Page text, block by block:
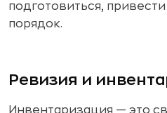
подготовиться,
порядок.
Ревизия и
Инвентаризация — это